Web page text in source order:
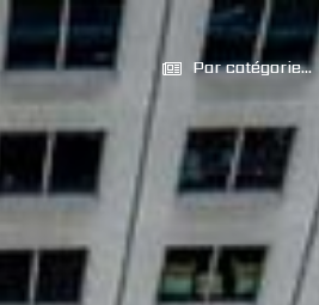
Par catégorie...